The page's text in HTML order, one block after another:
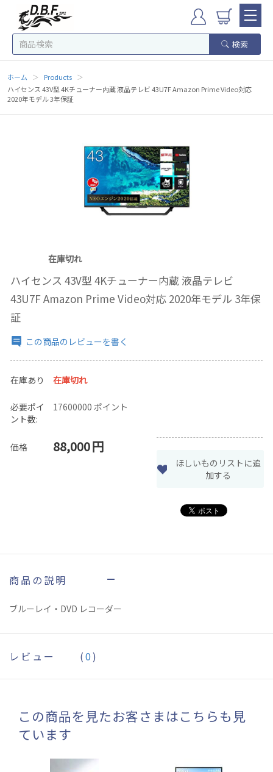
検索
ホーム ＞ Products ＞
ハイセンス 43V型 4Kチューナー内蔵 液晶テレビ 43U7F Amazon Prime Video対応
2020年モデル 3年保証
在庫切れ
ハイセンス 43V型 4Kチューナー内蔵 液晶テレビ
43U7F Amazon Prime Video対応 2020年モデル 3年保
証
この商品のレビューを書く
在庫あり 在庫切れ
必要ポイ
ント数:
17600000 ポイント
価格 88,000円
ほしいものリストに追
加する
商品の説明
ブルーレイ・DVD レコーダー
レビュー (0)
この商品を見たお客さまはこちらも見
ています